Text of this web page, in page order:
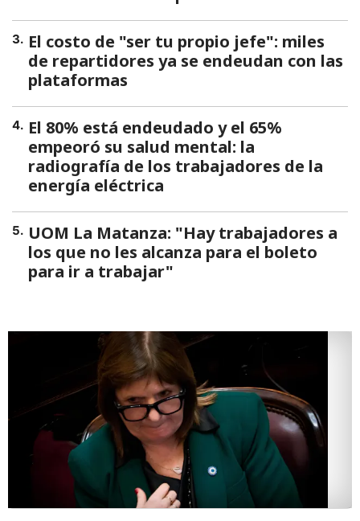
3. El costo de "ser tu propio jefe": miles
de repartidores ya se endeudan con las
plataformas
4. El 80% está endeudado y el 65%
empeoró su salud mental: la
radiografía de los trabajadores de la
energía eléctrica
5. UOM La Matanza: "Hay trabajadores a
los que no les alcanza para el boleto
para ir a trabajar"